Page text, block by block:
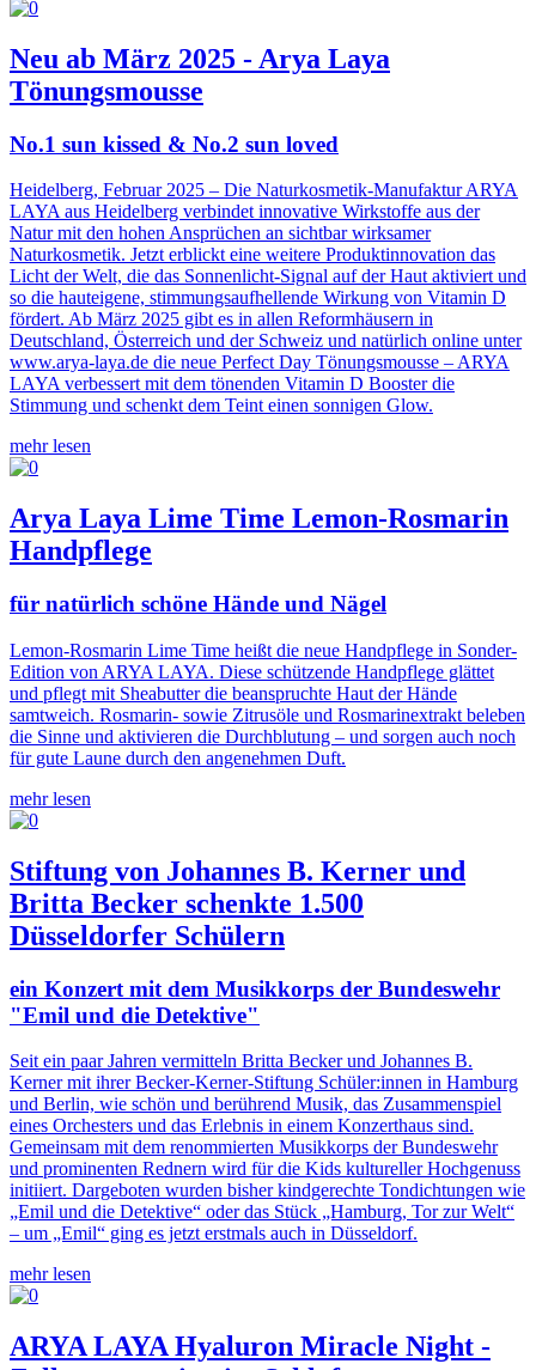
Neu ab März 2025 - Arya Laya
Tönungsmousse
No.1 sun kissed & No.2 sun loved
Heidelberg, Februar 2025 – Die Naturkosmetik-Manufaktur ARYA
LAYA aus Heidelberg verbindet innovative Wirkstoffe aus der
Natur mit den hohen Ansprüchen an sichtbar wirksamer
Naturkosmetik. Jetzt erblickt eine weitere Produktinnovation das
Licht der Welt, die das Sonnenlicht-Signal auf der Haut aktiviert und
so die hauteigene, stimmungsaufhellende Wirkung von Vitamin D
fördert. Ab März 2025 gibt es in allen Reformhäusern in
Deutschland, Österreich und der Schweiz und natürlich online unter
www.arya-laya.de die neue Perfect Day Tönungsmousse – ARYA
LAYA verbessert mit dem tönenden Vitamin D Booster die
Stimmung und schenkt dem Teint einen sonnigen Glow.
mehr lesen
Arya Laya Lime Time Lemon-Rosmarin
Handpflege
für natürlich schöne Hände und Nägel
Lemon-Rosmarin Lime Time heißt die neue Handpflege in Sonder-
Edition von ARYA LAYA. Diese schützende Handpflege glättet
und pflegt mit Sheabutter die beanspruchte Haut der Hände
samtweich. Rosmarin- sowie Zitrusöle und Rosmarinextrakt beleben
die Sinne und aktivieren die Durchblutung – und sorgen auch noch
für gute Laune durch den angenehmen Duft.
mehr lesen
Stiftung von Johannes B. Kerner und
Britta Becker schenkte 1.500
Düsseldorfer Schülern
ein Konzert mit dem Musikkorps der Bundeswehr
"Emil und die Detektive"
Seit ein paar Jahren vermitteln Britta Becker und Johannes B.
Kerner mit ihrer Becker-Kerner-Stiftung Schüler:innen in Hamburg
und Berlin, wie schön und berührend Musik, das Zusammenspiel
eines Orchesters und das Erlebnis in einem Konzerthaus sind.
Gemeinsam mit dem renommierten Musikkorps der Bundeswehr
und prominenten Rednern wird für die Kids kultureller Hochgenuss
initiiert. Dargeboten wurden bisher kindgerechte Tondichtungen wie
„Emil und die Detektive“ oder das Stück „Hamburg, Tor zur Welt“
– um „Emil“ ging es jetzt erstmals auch in Düsseldorf.
mehr lesen
ARYA LAYA Hyaluron Miracle Night -